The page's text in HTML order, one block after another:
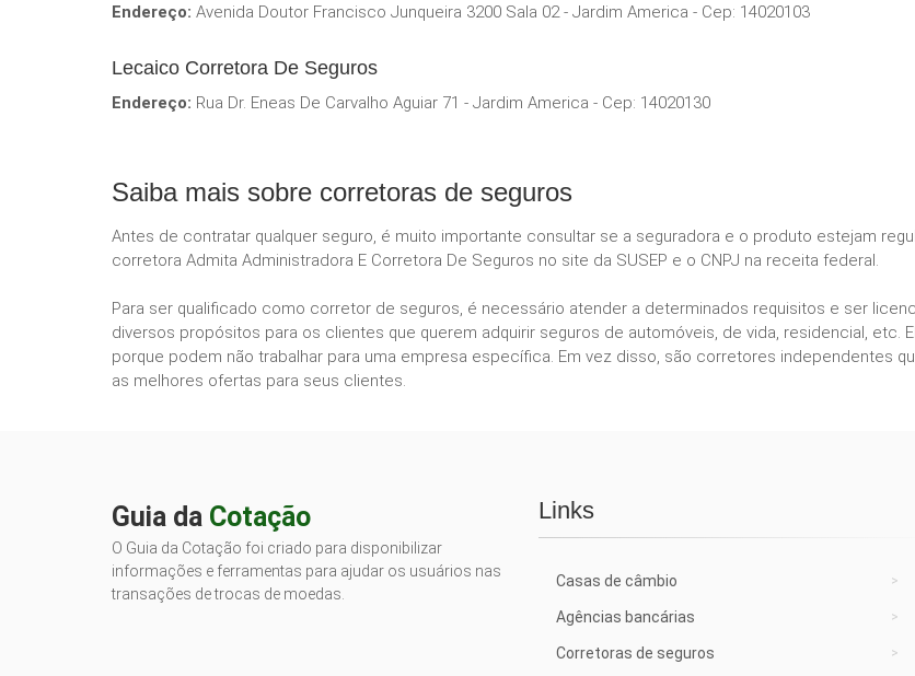
Endereço: Avenida Doutor Francisco Junqueira 3200 Sala 02 - Jardim America - Cep: 14020103
Lecaico Corretora De Seguros
Endereço: Rua Dr. Eneas De Carvalho Aguiar 71 - Jardim America - Cep: 14020130
Saiba mais sobre corretoras de seguros
Antes de contratar qualquer seguro, é muito importante consultar se a seguradora e o produto estejam
corretora Admita Administradora E Corretora De Seguros no site da SUSEP e o CNPJ na receita federal.
Para ser qualificado como corretor de seguros, é necessário atender a determinados requisitos e ser
diversos propósitos para os clientes que querem adquirir seguros de automóveis, de vida, residencial,
porque podem não trabalhar para uma empresa específica. Em vez disso, são corretores independentes
as melhores ofertas para seus clientes.
Guia da Cotação
O Guia da Cotação foi criado para disponibilizar
informações e ferramentas para ajudar os usuários nas
transações de trocas de moedas.
Links
Casas de câmbio
Agências bancárias
Corretoras de seguros